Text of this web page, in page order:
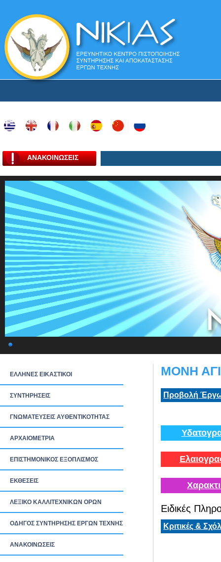
ΑΝΑΚΟΙΝΩΣΕΙΣ
ΕΛΛΗΝΕΣ ΕΙΚΑΣΤΙΚΟΙ
ΣΥΝΤΗΡΗΣΕΙΣ
ΓΝΩΜΑΤΕΥΣΕΙΣ ΑΥΘΕΝΤΙΚΟΤΗΤΑΣ
ΑΡΧΑΙΟΜΕΤΡΙΑ
ΕΠΙΣΤΗΜΟΝΙΚΟΣ ΕΞΟΠΛΙΣΜΟΣ
ΕΚΘΕΣΕΙΣ
ΛΕΞΙΚΟ ΚΑΛΛΙΤΕΧΝΙΚΩΝ ΟΡΩΝ
ΟΔΗΓΟΣ ΣΥΝΤΗΡΗΣΗΣ ΕΡΓΩΝ ΤΕΧΝΗΣ
ΑΝΑΚΟΙΝΩΣΕΙΣ
ΜΟΝΗ
Προβολή
Ειδικές
Κριτικές &